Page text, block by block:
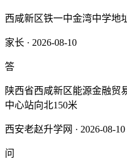
西咸新区铁一中金湾中学地
家长 · 2026-08-10
答
陕西省西咸新区能源金融贸
中心站向北150米
西安老赵升学网 · 2026-08-10
问